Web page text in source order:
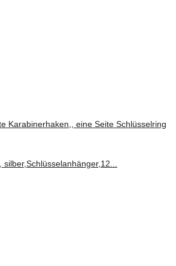
Karabinerhaken,, eine Seite Schlüsselring